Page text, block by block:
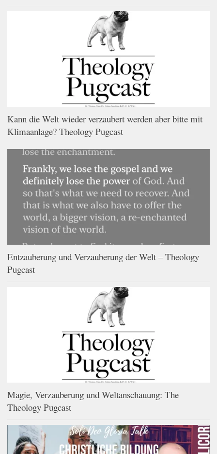
Kann die Welt wieder verzaubert werden aber bitte mit
Klimaanlage? Theology Pugcast
Entzauberung und Verzauberung der Welt – Theology
Pugcast
Magie, Verzauberung und Weltanschauung: The
Theology Pugcast